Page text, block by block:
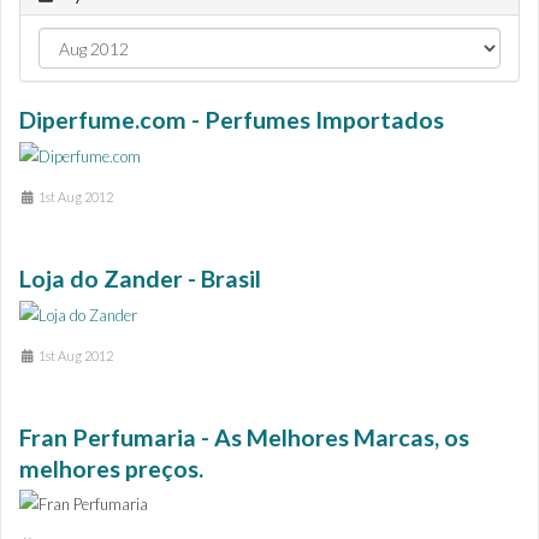
Diperfume.com - Perfumes Importados
1st Aug 2012
Loja do Zander - Brasil
1st Aug 2012
Fran Perfumaria - As Melhores Marcas, os
melhores preços.